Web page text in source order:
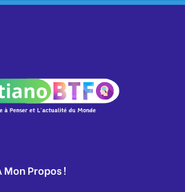
Mon Propos !